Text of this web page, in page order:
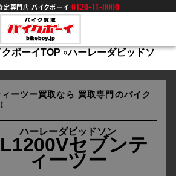
定専門店 バイクボーイ 0120-11-8000
ボーイTOP»ハーレーダビッドソ
ーツー買取なら 買取専門のバイク
ハーレーダビッドソン
セブンテ
ィーツー